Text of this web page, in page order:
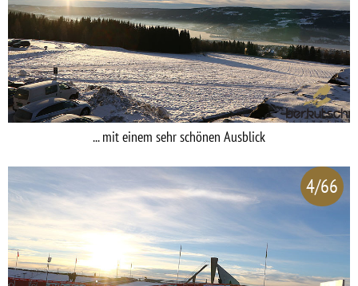
... mit einem sehr schönen Ausblick
4/66